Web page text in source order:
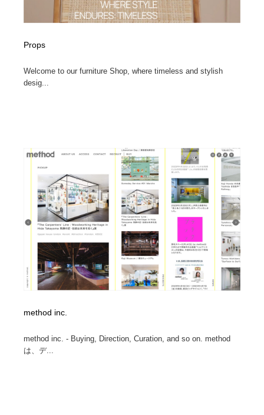
Props
Welcome to our furniture Shop, where timeless and stylish
desig...
method inc.
method inc. - Buying, Direction, Curation, and so on. method
は、デ...